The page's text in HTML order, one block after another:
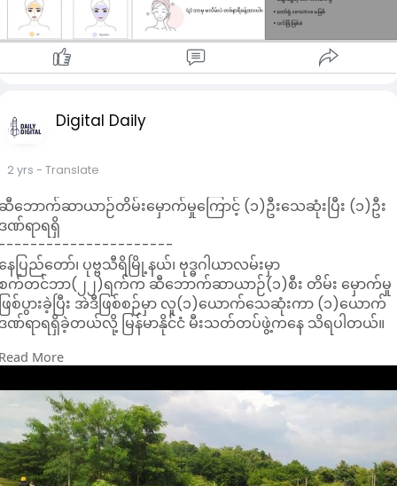
Digital Daily
2 yrs - Translate
ဘောက်ဆာယာဉ်တိမ်းမှောက်မှုကြောင့် (၁)ဦးသေဆုံးပြီး (၁)ဦး
ဏ်ရာရရှိ
ေပြည်တော်၊ ပုဗ္ဗသီရိမြို့နယ်၊ ဗုဒ္ဓဂါယာလမ်းမှာ
က်တင်ဘာ(၂၂)ရက်က ဆီဘောက်ဆာယာဉ်(၁)စီး တိမ်း မှောက်မှု
ြစ်ပွားခဲ့ပြီး အဲဒီဖြစ်စဉ်မှာ လူ(၁)ယောက်သေဆုံးကာ (၁)ယောက်
ဏ်ရာရရှိခဲ့တယ်လို့ မြန်မာနိုင်ငံ မီးသတ်တပ်ဖွဲ့ကနေ သိရပါတယ်။
မ်းမှောက်ခဲ့တဲ့ ဆီဘောက်ဆာယာဉ်ဟာ စက်တင်ဘာ(၂၂)ရက်၊
မှတ် (၃)မိုင် (၇)ဖာလုံ၊ သပြေစမ်းကျေးရွာအနီးမှာ ဖြစ်ပွားခဲ့တာ
ဆိုပါတယ်။ အခင်းဖြစ်နေရာကို ပုဗ္ဗသီရိမြို့နယ်မီးသတ်စခန်းမှ
ာဖွေကယ်ဆယ်ရေး တပ်ဖွဲ့ဝင် တွေက ကယ်ဆယ်ရေး လုပ်ငန်းတွေ
ောင်ရွက်တာနဲ့ မီးလောင်မှုမဖြစ်ပွားစေရေး အအေးပေးတဲ့လုပ်ငန်း
ေ သွားရောက် ဆောင်ရွက်ခဲ့ တယ်လို့ သိရပါတယ်။
More